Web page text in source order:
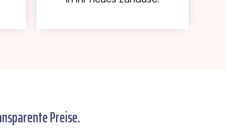
Preise.